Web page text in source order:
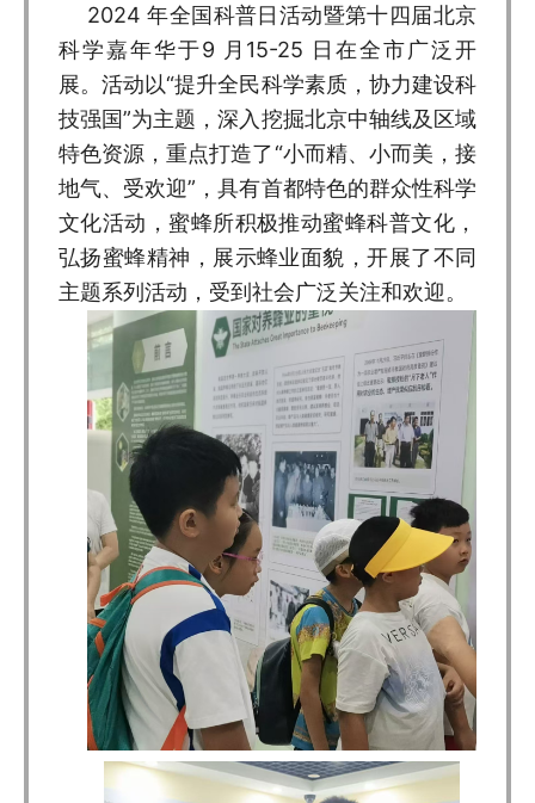
2024 年全国科普日活动暨第十四届北京
科学嘉年华于9 月15-25 日在全市广泛开
展。活动以“提升全民科学素质，协力建设科
技强国”为主题，深入挖掘北京中轴线及区域
特色资源，重点打造了“小而精、小而美，接
地气、受欢迎”，具有首都特色的群众性科学
文化活动，蜜蜂所积极推动蜜蜂科普文化，
弘扬蜜蜂精神，展示蜂业面貌，开展了不同
主题系列活动，受到社会广泛关注和欢迎。